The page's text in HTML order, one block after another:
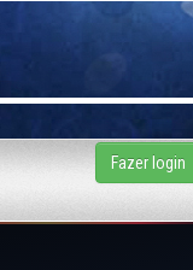
Fazer login